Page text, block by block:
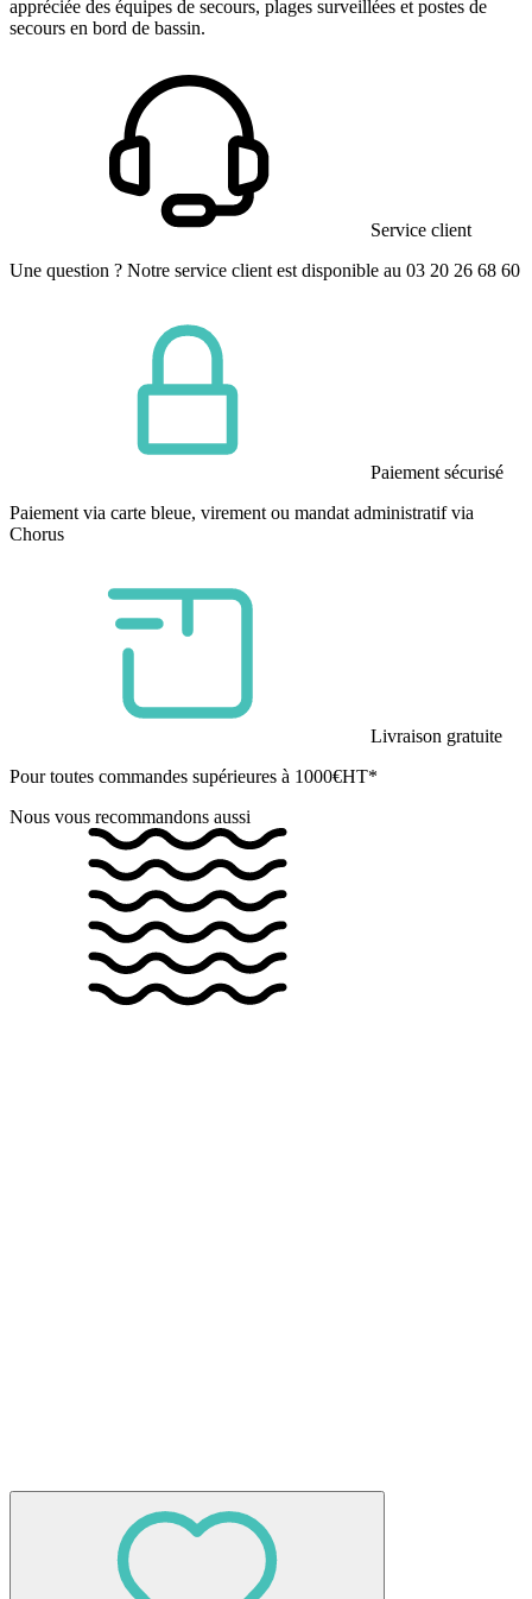
appréciée des équipes de secours, plages surveillées et postes de
secours en bord de bassin.
Service client
Une question ? Notre service client est disponible au 03 20 26 68 60
Paiement sécurisé
Paiement via carte bleue, virement ou mandat administratif via
Chorus
Livraison gratuite
Pour toutes commandes supérieures à 1000€HT*
Nous vous recommandons aussi